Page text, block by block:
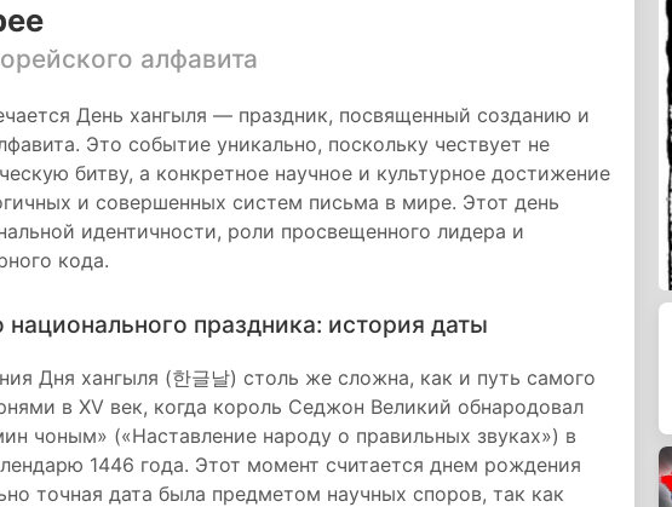
алфавита
День хангыля — праздник, посвященный созданию и
Это событие уникально, поскольку чествует не
битву, а конкретное научное и культурное достижение
и совершенных систем письма в мире. Этот день
идентичности, роли просвещенного лидера и
кода.
праздника: история даты
Дня хангыля (한글날) столь же сложна, как и путь самого
в XV век, когда король Седжон Великий обнародовал
чоным» («Наставление народу о правильных звуках») в
1446 года. Этот момент считается днем рождения
точная дата была предметом научных споров, так как